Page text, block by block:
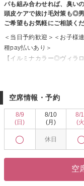
パも組み合わせれば、臭い
頭皮ケアで抜け毛対策も◎
ご希望もお気軽にご相談く
＜当日予約歓迎＞＜お子様
種pay払いあり＞
【イルミナカラー◎ヴィ
髪へのやさしさを第一に考
トリートメントやヘッドス
に導きます◎
自然でまとまりのある扱
日本人特有の硬い髪を、カ
るのはもちろん、ダメージ
空席情報・予約
8/9
(日)
8/10
(月)
休日
8/
(
空